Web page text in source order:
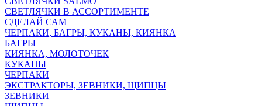
СВЕТЛЯЧКИ В АССОРТИМЕНТЕ
СДЕЛАЙ САМ
ЧЕРПАКИ, БАГРЫ, КУКАНЫ, КИЯНКА
БАГРЫ
КИЯНКА, МОЛОТОЧЕК
КУКАНЫ
ЧЕРПАКИ
ЭКСТРАКТОРЫ, ЗЕВНИКИ, ЩИПЦЫ
ЗЕВНИКИ